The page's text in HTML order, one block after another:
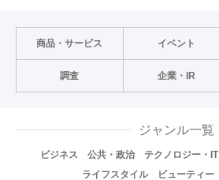
商品・サービス イベント
調査 企業・IR
ジャンル一覧
ビジネス 公共・政治 テクノロジー・IT
ライフスタイル
ビューティー